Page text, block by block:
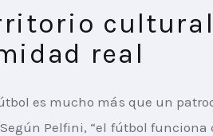
real
es mucho más que un
Pelfini, “el fútbol